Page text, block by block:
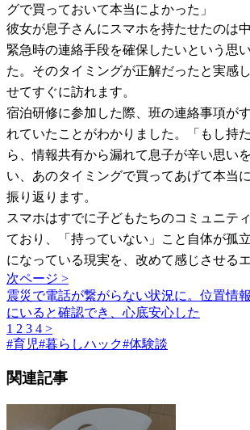
グで買っておいて本当によかった」
彼女が息子さんにスマホを持たせたのは
緊急時の連絡手段を確保したいという思
た。そのタイミングが正解だったと実感
せてすぐに訪れます。
宿泊研修に参加した際、班の連絡事項が
れていたことがわかりました。「もし持
ら、情報共有から漏れて息子が辛い思い
い、あのタイミングで買ってあげて本当
振り返ります。
スマホはすでに子どもたちのコミュニテ
ており、「持っていない」こと自体が孤
になっている現実を、改めて感じさせる
次ページ >
震災で電話が繋がらない状況に。位置情
にいると確認でき、心底安心した
1 2 3 4 >
#育児#暮らしハック#体験談
関連記事